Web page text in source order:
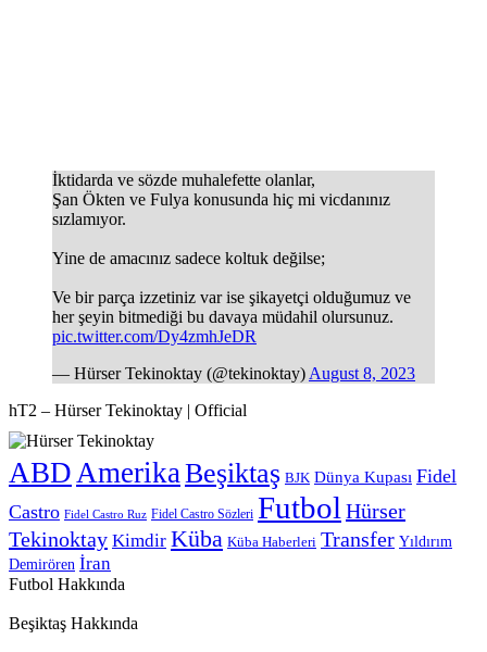
İktidarda ve sözde muhalefette olanlar,
Şan Ökten ve Fulya konusunda hiç mi vicdanınız
sızlamıyor.
Yine de amacınız sadece koltuk değilse;
Ve bir parça izzetiniz var ise şikayetçi olduğumuz ve
her şeyin bitmediği bu davaya müdahil olursunuz.
pic.twitter.com/Dy4zmhJeDR
— Hürser Tekinoktay (@tekinoktay) August 8, 2023
hT2 – Hürser Tekinoktay | Official
ABDAmerikaBeşiktaş BJK Dünya Kupası Fidel
Castro Fidel Castro Ruz Fidel Castro Sözleri Futbol Hürser
Tekinoktay Kimdir Küba Küba Haberleri Transfer Yıldırım
Demirören İran
Futbol Hakkında
Beşiktaş Hakkında